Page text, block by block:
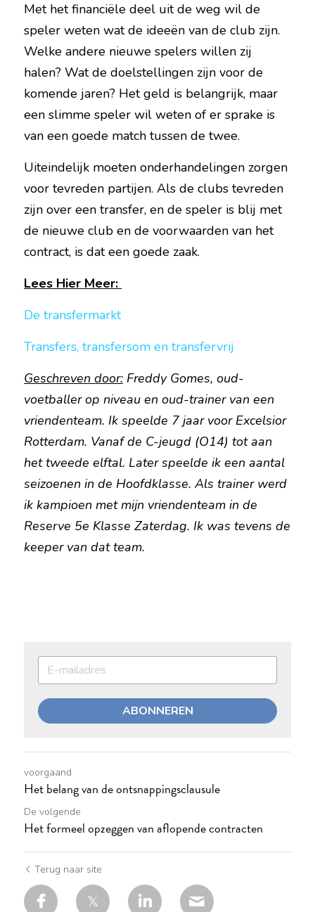
Met het financiële deel uit de weg wil de
speler weten wat de ideeën van de club zijn.
Welke andere nieuwe spelers willen zij
halen? Wat de doelstellingen zijn voor de
komende jaren? Het geld is belangrijk, maar
een slimme speler wil weten of er sprake is
van een goede match tussen de twee.
Uiteindelijk moeten onderhandelingen zorgen
voor tevreden partijen. Als de clubs tevreden
zijn over een transfer, en de speler is blij met
de nieuwe club en de voorwaarden van het
contract, is dat een goede zaak.
Lees Hier Meer:
De transfermarkt
Transfers, transfersom en transfervrij
Geschreven door: Freddy Gomes, oud-
voetballer op niveau en oud-trainer van een
vriendenteam. Ik speelde 7 jaar voor Excelsior
Rotterdam. Vanaf de C-jeugd (O14) tot aan
het tweede elftal. Later speelde ik een aantal
seizoenen in de Hoofdklasse. Als trainer werd
ik kampioen met mijn vriendenteam in de
Reserve 5e Klasse Zaterdag. Ik was tevens de
keeper van dat team.
ABONNEREN
voorgaand
Het belang van de ontsnappingsclausule
De volgende
Het formeel opzeggen van aflopende contracten
Terug naar site